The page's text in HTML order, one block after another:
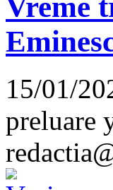
15/01/
preluare